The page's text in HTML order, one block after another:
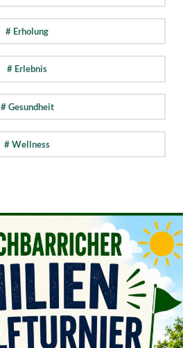
# Erholung
# Erlebnis
# Gesundheit
# Wellness